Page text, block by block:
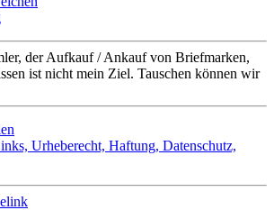
der Aufkauf / Ankauf von Briefmarken,
ist nicht mein Ziel. Tauschen können wir
Urheberecht, Haftung, Datenschutz,